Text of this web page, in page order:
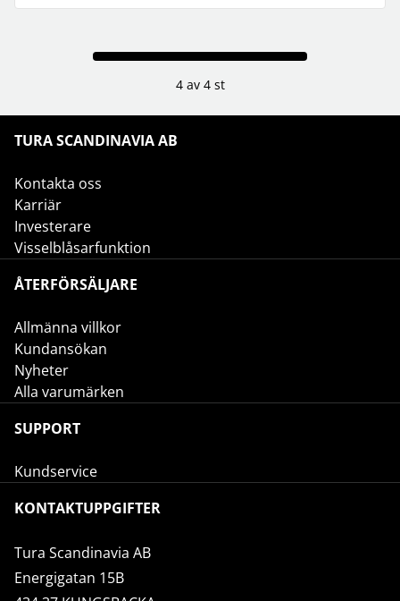
4 av 4 st
TURA SCANDINAVIA AB
Kontakta oss
Karriär
Investerare
Visselblåsarfunktion
ÅTERFÖRSÄLJARE
Allmänna villkor
Kundansökan
Nyheter
Alla varumärken
SUPPORT
Kundservice
KONTAKTUPPGIFTER
Tura Scandinavia AB
Energigatan 15B